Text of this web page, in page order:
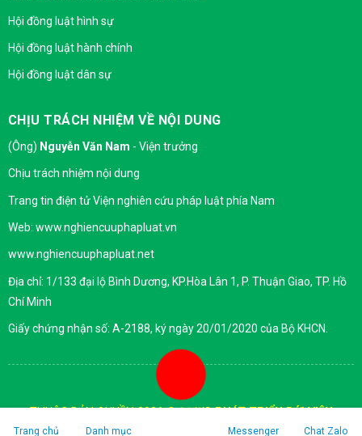
Hội đồng luật hình sự
Hội đồng luật hành chính
Hội đồng luật dân sự
CHỊU TRÁCH NHIỆM VỀ NỘI DUNG
(Ông) Nguyễn Văn Nam - Viện trưởng
Chịu trách nhiệm nội dung
Trang tin điện tử Viện nghiên cứu pháp luật phía Nam
Web: www.nghiencuuphapluat.vn
www.nghiencuuphapluat.net
Địa chỉ: 1/133 đại lộ Bình Dương, KP.Hòa Lân 1, P. Thuận Giao, TP. Hồ
Chí Minh
Giấy chứng nhận số: A-2188, ký ngày 20/01/2020 của Bộ KHCN.
THUỘC BẢN QUYỀN 2026 ©ĐƯỢC PHÁT TRIỂN BỚI VIỆN
NGHIÊN CỨU PHÁP LUẬT PHÍA NAM
Trang chủ
Danh mục
Messenger Chat Zalo